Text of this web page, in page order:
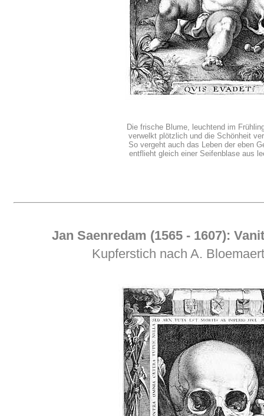
Die frische Blume, leuchtend im
verwelkt plötzlich und die Schönheit
So vergeht auch das Leben der eben
entflieht gleich einer Seifenblase aus
Jan Saenredam (1565 - 1607):
Kupferstich nach A.